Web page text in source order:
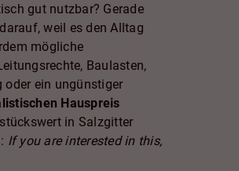
gut nutzbar? Gerade
weil es den Alltag
mögliche
Baulasten,
oder ein ungünstiger
Hauspreis
in Salzgitter
If you are interested in this,